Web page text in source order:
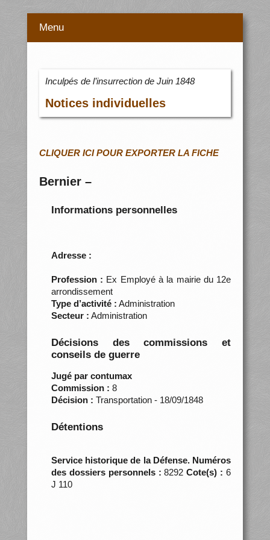
Menu
Inculpés de l’insurrection de Juin 1848
Notices individuelles
CLIQUER ICI POUR EXPORTER LA FICHE
Bernier –
Informations personnelles
Adresse :
Profession : Ex Employé à la mairie du 12e
arrondissement
Type d’activité : Administration
Secteur : Administration
Décisions des commissions et
conseils de guerre
Jugé par contumax
Commission : 8
Décision : Transportation - 18/09/1848
Détentions
Service historique de la Défense. Numéros
des dossiers personnels :8292Cote(s) : 6
J 110